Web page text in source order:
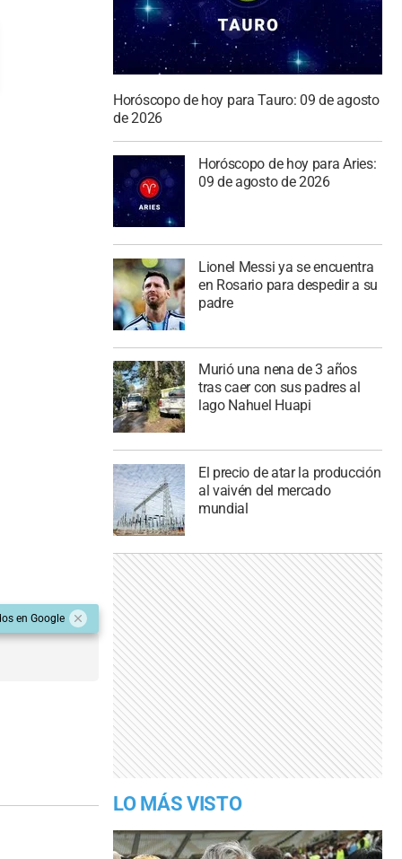
en Google
Horóscopo de hoy para Tauro: 09 de agosto
de 2026
Horóscopo de hoy para Aries:
09 de agosto de 2026
Lionel Messi ya se encuentra
en Rosario para despedir a su
padre
Murió una nena de 3 años
tras caer con sus padres al
lago Nahuel Huapi
El precio de atar la producción
al vaivén del mercado
mundial
LO MÁS VISTO